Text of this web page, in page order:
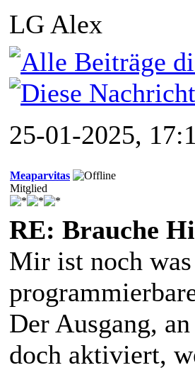
LG Alex
25-01-2025,
Meaparvitas
Mitglied
RE: Brauche
Mir ist noch
Der Ausgang,
doch aktiviert,